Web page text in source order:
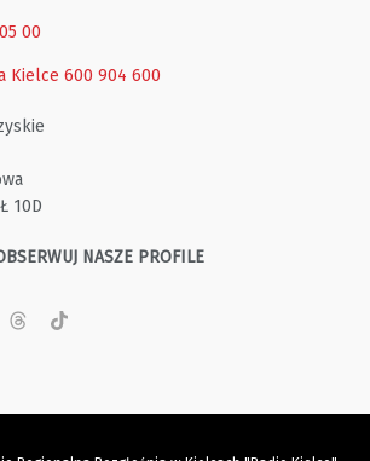
00
Kielce 600 904 600
10D
NASZE PROFILE